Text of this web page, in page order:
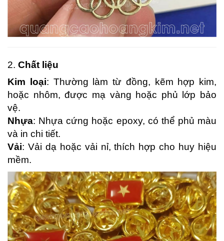
2. Chất liệu
Kim loại: Thường làm từ đồng, kẽm hợp kim,
hoặc nhôm, được mạ vàng hoặc phủ lớp bảo
vệ.
Nhựa: Nhựa cứng hoặc epoxy, có thể phủ màu
và in chi tiết.
Vải: Vải dạ hoặc vải nỉ, thích hợp cho huy hiệu
mềm.